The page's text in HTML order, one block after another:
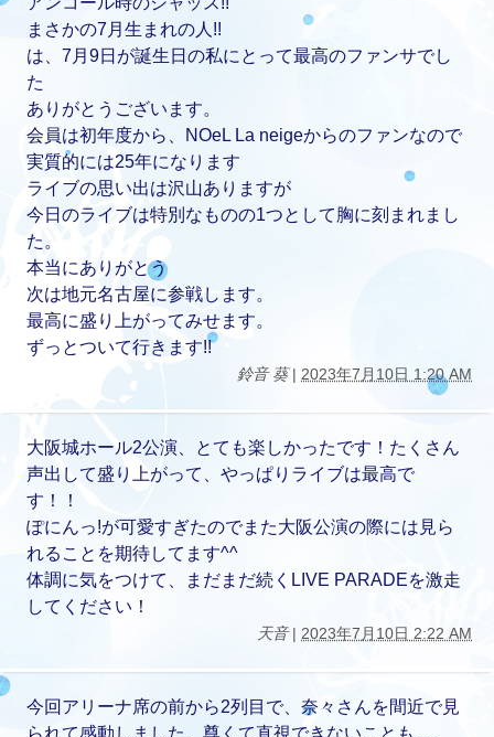
まさかの7月生まれの人!!
は、7月9日が誕生日の私にとって最高のファンサでし
た
ありがとうございます。
会員は初年度から、NOeL La neigeからのファンなので
実質的には25年になります
ライブの思い出は沢山ありますが
今日のライブは特別なものの1つとして胸に刻まれまし
た。
本当にありがとう
次は地元名古屋に参戦します。
最高に盛り上がってみせます。
ずっとついて行きます!!
鈴音 葵| 2023年7月10日 1:20 AM
大阪城ホール2公演、とても楽しかったです！たくさん
声出して盛り上がって、やっぱりライブは最高で
す！！
ぽにんっ!が可愛すぎたのでまた大阪公演の際には見ら
れることを期待してます^^
体調に気をつけて、まだまだ続くLIVE PARADEを激走
してください！
天音| 2023年7月10日 2:22 AM
今回アリーナ席の前から2列目で、奈々さんを間近で見